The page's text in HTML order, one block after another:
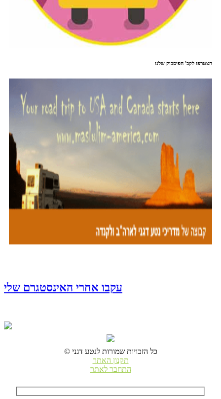
הצטרפו לקב' הפיסבוק שלנו
עקבו אחרי האינסטגרם שלי
© כל הזכויות שמורות לנטע דגני
תקנון האתר
התחבר לאתר